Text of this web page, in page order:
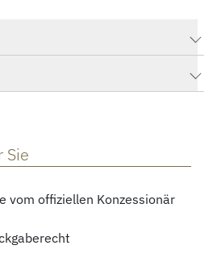
Sie
vom offiziellen Konzessionär